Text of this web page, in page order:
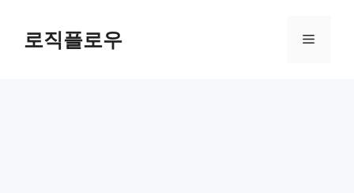
content로직플로우 Menu